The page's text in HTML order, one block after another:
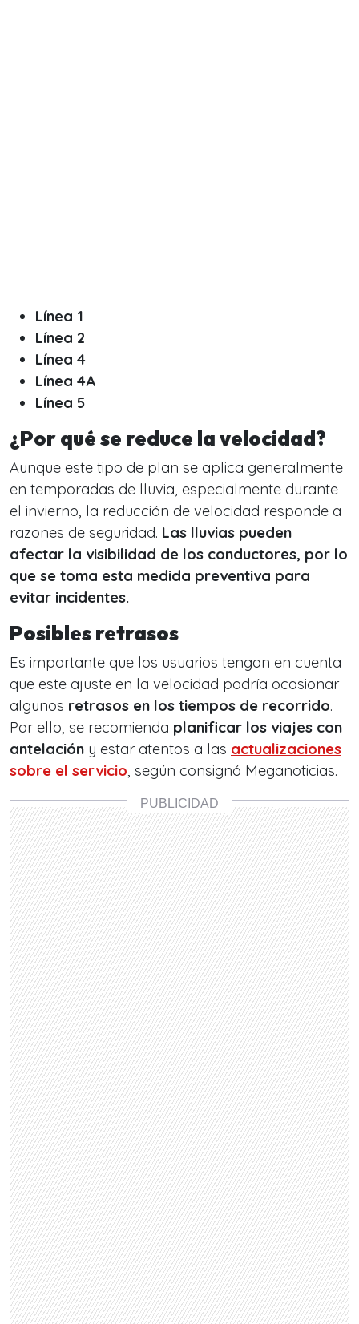
Línea 1
Línea 2
Línea 4
Línea 4A
Línea 5
¿Por qué se reduce la velocidad?
Aunque este tipo de plan se aplica generalmente
en temporadas de lluvia, especialmente durante
el invierno, la reducción de velocidad responde a
razones de seguridad. Las lluvias pueden
afectar la visibilidad de los conductores, por lo
que se toma esta medida preventiva para
evitar incidentes.
Posibles retrasos
Es importante que los usuarios tengan en cuenta
que este ajuste en la velocidad podría ocasionar
algunos retrasos en los tiempos de recorrido.
Por ello, se recomienda planificar los viajes con
antelación y estar atentos a las actualizaciones
sobre el servicio, según consignó Meganoticias.